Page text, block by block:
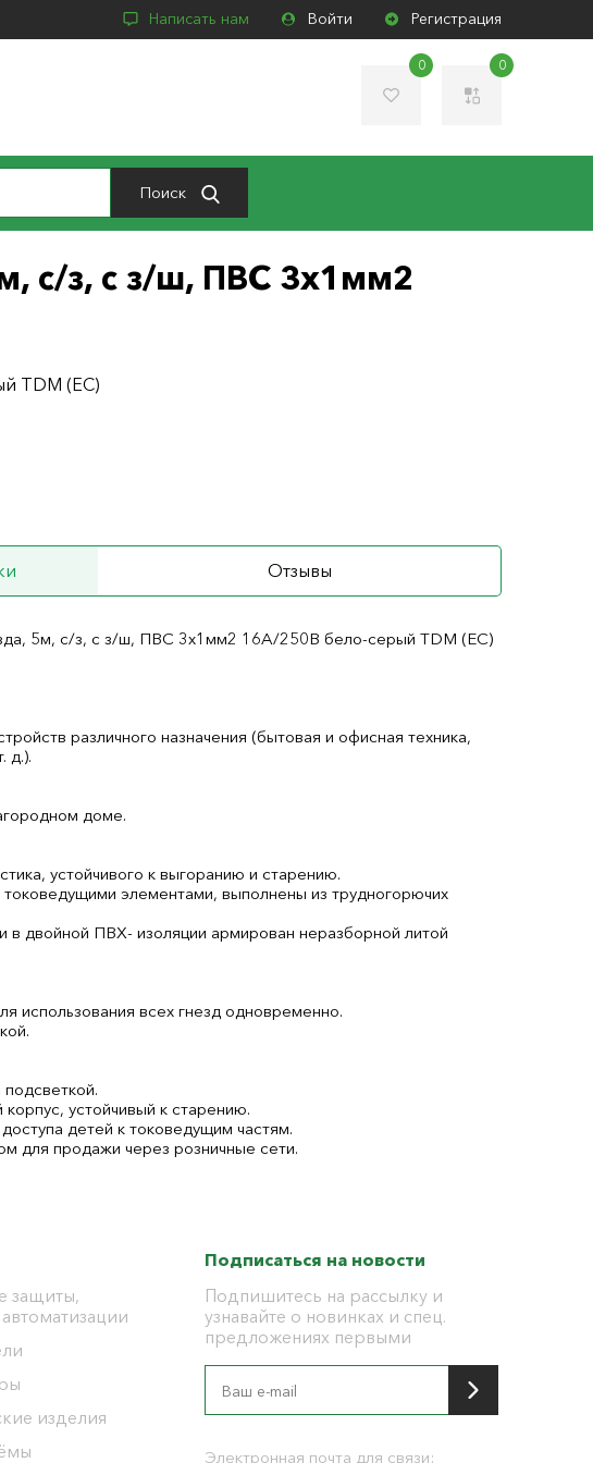
Написать нам Войти Регистрация
0 0
Поиск
с/з, с з/ш, ПВС 3х1мм2
TDM (ЕС)
Отзывы
5м, с/з, с з/ш, ПВС 3х1мм2 16А/250В бело-серый TDM (ЕС)
различного назначения (бытовая и офисная техника,
д.).
доме.
устойчивого к выгоранию и старению.
элементами, выполнены из трудногорючих
двойной ПВХ- изоляции армирован неразборной литой
использования всех гнезд одновременно.
устойчивый к старению.
детей к токоведущим частям.
для продажи через розничные сети.
защиты,
изделия
Подписаться на новости
Подпишитесь на рассылку и
узнавайте о новинках и спец.
предложениях первыми
Электронная почта для связи: